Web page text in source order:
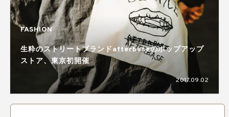
FASHION
生粋のストリートブランドafterbaseのポップアップ
ストア、東京初開催
2017.09.02